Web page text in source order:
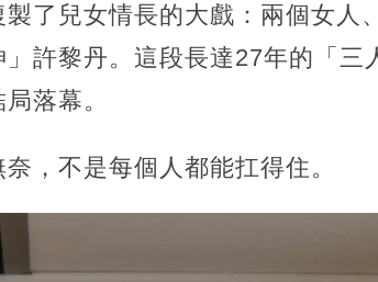
製了兒女情長的大戲：兩個女
許黎丹。這段長達27年的「三
落幕。
，不是每個人都能扛得住。